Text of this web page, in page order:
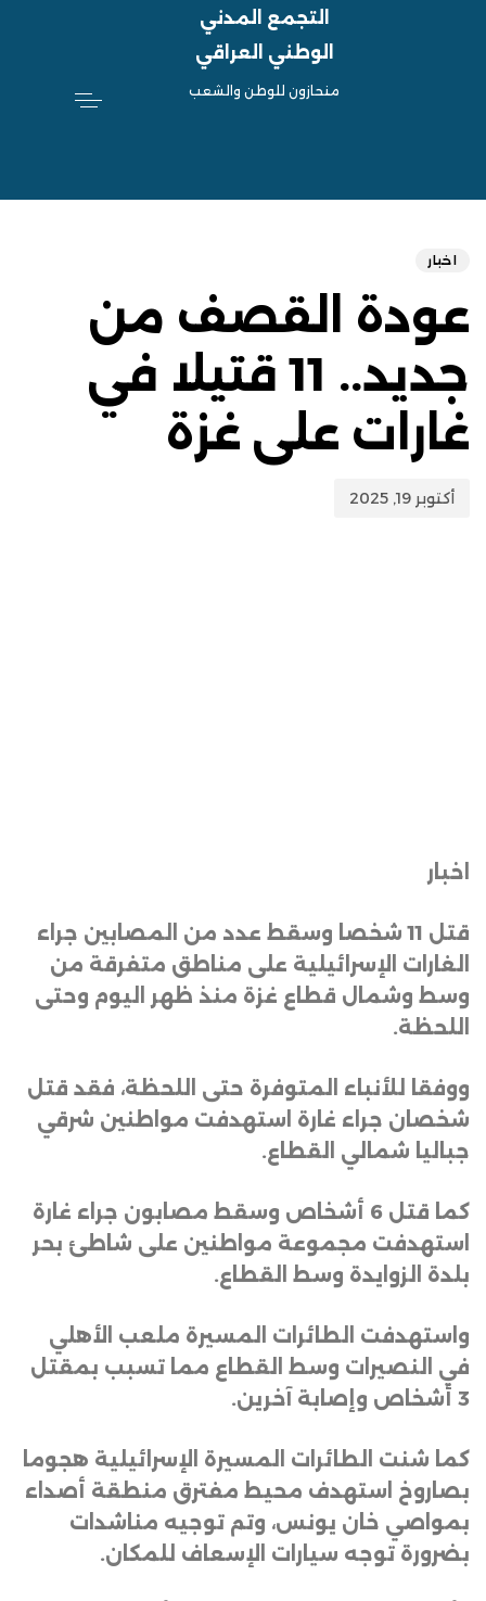
التجمع المدني
الوطني العراقي
منحازون للوطن والشعب
اخبار
عودة القصف من
جديد.. 11 قتيلا في
غارات على غزة
أكتوبر 19, 2025
اخبار
قتل 11 شخصا وسقط عدد من المصابين جراء
الغارات الإسرائيلية على مناطق متفرقة من
وسط وشمال قطاع غزة منذ ظهر اليوم وحتى
اللحظة.
ووفقا للأنباء المتوفرة حتى اللحظة، فقد قتل
شخصان جراء غارة استهدفت مواطنين شرقي
جباليا شمالي القطاع.
كما قتل 6 أشخاص وسقط مصابون جراء غارة
استهدفت مجموعة مواطنين على شاطئ بحر
بلدة الزوايدة وسط القطاع.
واستهدفت الطائرات المسيرة ملعب الأهلي
في النصيرات وسط القطاع مما تسبب بمقتل
3 أشخاص وإصابة آخرين
.
كما شنت الطائرات المسيرة الإسرائيلية هجوما
بصاروخ استهدف محيط مفترق منطقة أصداء
بمواصي خان يونس، وتم توجيه مناشدات
بضرورة توجه سيارات الإسعاف للمكان.